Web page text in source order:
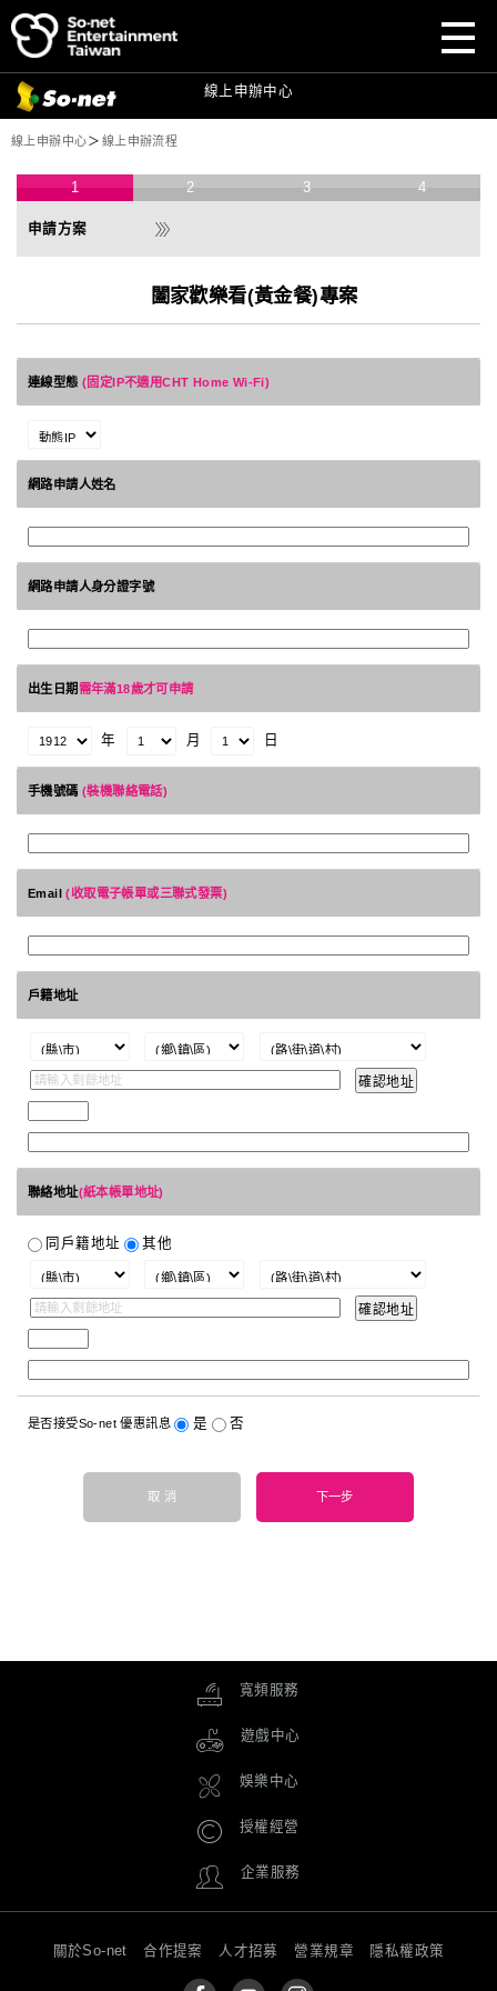
前往 So-net官網
前往 So-net官網
前往 So-net 目前頁面：
線上申辦中心
線上申辦中心＞ 線上申辦流程
1 2 3 4
闔家歡樂看(黃金餐)專案
連線型態 (固定IP不適用CHT Home Wi-Fi)
網路申請人姓名
網路申請人身分證字號
出生日期需年滿18歲才可申請
年 月 日
手機號碼 (裝機聯絡電話)
Email(收取電子帳單或三聯式發票)
戶籍地址
聯絡地址(紙本帳單地址)
同戶籍地址 其他
是否接受So-net 優惠訊息 是 否
取 消 下一步
寬頻服務
遊戲中心
娛樂中心
授權經營
企業服務
關於So-net 合作提案 人才招募 營業規章 隱私權政策